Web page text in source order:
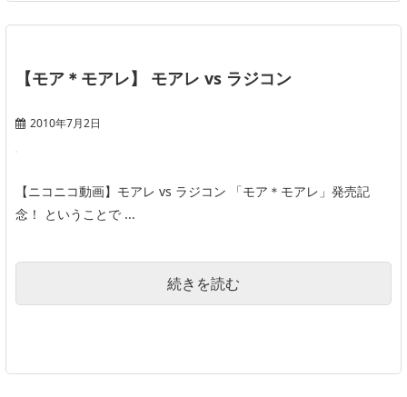
【モア＊モアレ】 モアレ vs ラジコン
2010年7月2日
【ニコニコ動画】モアレ vs ラジコン 「モア＊モアレ」発売記
念！ ということで ...
続きを読む